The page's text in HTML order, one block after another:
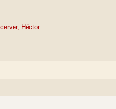
Héctor